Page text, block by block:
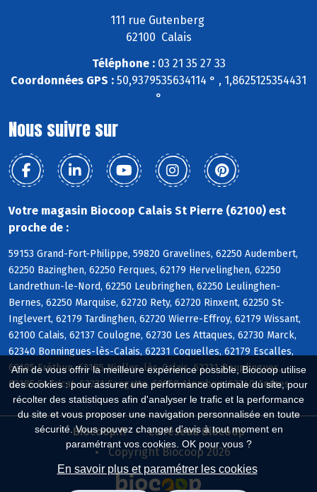
Afin de vous offrir la meilleure expérience possible, Biocoop utilise
des cookies : pour assurer une performance optimale du site, pour
récolter des statistiques afin d'analyser le trafic et la performance
du site et vous proposer une navigation personnalisée en toute
sécurité. Vous pouvez changer d'avis à tout moment en
paramétrant vos cookies. OK pour vous ?
En savoir plus et paramétrer les cookies
111 rue Gutenberg
62100 Calais
Téléphone :03 21 35 27 33
Coordonnées GPS : 50,9379535634114 ° , 1,8625125354431
°
Nous suivre sur
Votre magasin Biocoop Calais St Pierre (62100) est
proche de :
59153 Grand-Fort-Philippe, 59820 Gravelines, 62250 Audembert,
62250 Bazinghen, 62250 Ferques, 62179 Hervelinghen, 62250
Landrethun-le-Nord, 62250 Leubringhen, 62250 Leulinghen-
Bernes, 62250 Marquise, 62720 Rety, 62720 Rinxent, 62250 St-
Inglevert, 62179 Tardinghen, 62720 Wierre-Effroy, 62179 Wissant,
62100 Calais, 62137 Coulogne, 62730 Les Attaques, 62730 Marck,
62340 Bonningues-lès-Calais, 62231 Coquelles, 62179 Escalles,
62185 Fréthun, 62185 Nielles-lès-Calais, 62231 Peuplingues,
62185 St-Tricat, 62231 Sangatte, 62850 Alembon, 62340 Andres
Biocoop.fr
Le réseau Biocoop
Copyright Biocoop 2026